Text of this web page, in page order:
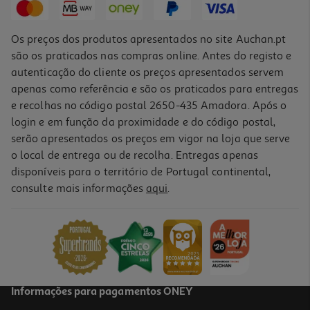
Os preços dos produtos apresentados no site Auchan.pt
são os praticados nas compras online. Antes do registo e
autenticação do cliente os preços apresentados servem
apenas como referência e são os praticados para entregas
e recolhas no código postal 2650-435 Amadora. Após o
login e em função da proximidade e do código postal,
serão apresentados os preços em vigor na loja que serve
o local de entrega ou de recolha. Entregas apenas
disponíveis para o território de Portugal continental,
consulte mais informações aqui.
Informações para pagamentos ONEY